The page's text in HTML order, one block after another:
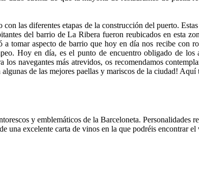
las diferentes etapas de la construcción del puerto.
del barrio de La Ribera fueron reubicados en esta
tomar aspecto de barrio que hoy en día nos recibe
Hoy en día, es el punto de encuentro obligado de
navegantes más atrevidos, os recomendamos
de las mejores paellas y mariscos de la ciudad! Aquí
y emblemáticos de la Barceloneta.
una excelente carta de vinos en la que podréis encontrar